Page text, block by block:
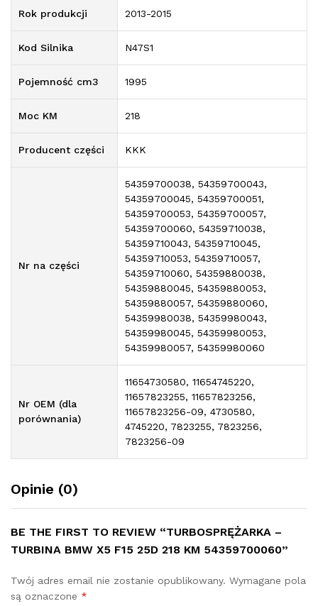
Rok produkcji 2013-2015
Kod Silnika N47S1
Pojemność cm3 1995
Moc KM 218
Producent części KKK
Nr na części
54359700038, 54359700043,
54359700045, 54359700051,
54359700053, 54359700057,
54359700060, 54359710038,
54359710043, 54359710045,
54359710053, 54359710057,
54359710060, 54359880038,
54359880045, 54359880053,
54359880057, 54359880060,
54359980038, 54359980043,
54359980045, 54359980053,
54359980057, 54359980060
Nr OEM (dla
porównania)
11654730580, 11654745220,
11657823255, 11657823256,
11657823256-09, 4730580,
4745220, 7823255, 7823256,
7823256-09
Opinie (0)
BE THE FIRST TO REVIEW “TURBOSPRĘŻARKA –
TURBINA BMW X5 F15 25D 218 KM 54359700060”
Twój adres email nie zostanie opublikowany. Wymagane pola
są oznaczone *